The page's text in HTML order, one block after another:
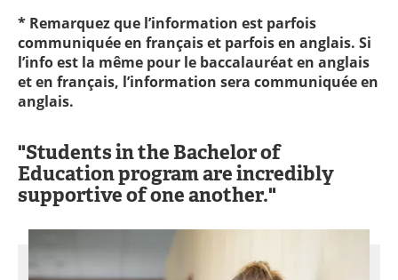
* Remarquez que l’information est parfois
communiquée en français et parfois en anglais. Si
l’info est la même pour le baccalauréat en anglais
et en français, l’information sera communiquée en
anglais.
"Students in the Bachelor of
Education program are incredibly
supportive of one another."